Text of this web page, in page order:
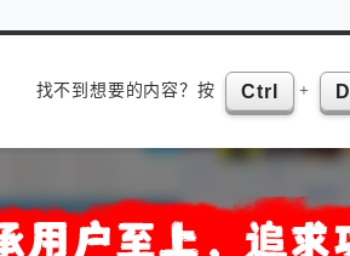
找不到想要的内容？按 Ctrl + D